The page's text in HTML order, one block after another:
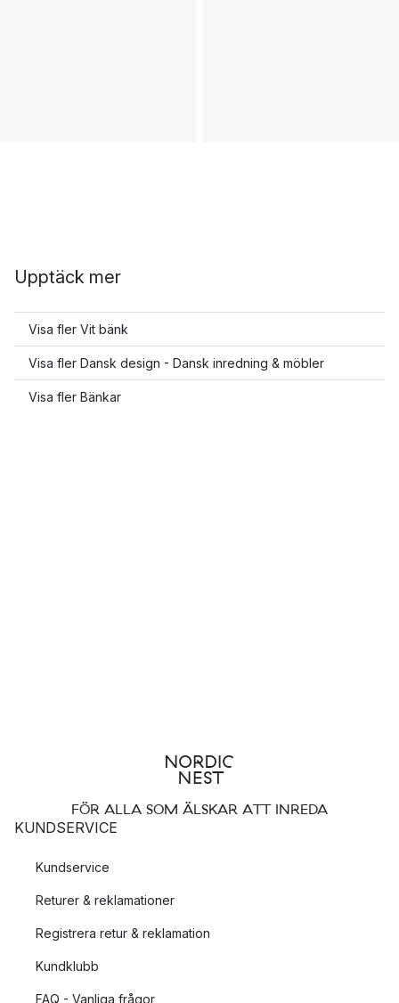
Upptäck mer
Visa fler Vit bänk
Visa fler Dansk design - Dansk inredning & möbler
Visa fler Bänkar
FÖR ALLA SOM ÄLSKAR ATT INREDA
KUNDSERVICE
Kundservice
Returer & reklamationer
Registrera retur & reklamation
Kundklubb
FAQ - Vanliga frågor